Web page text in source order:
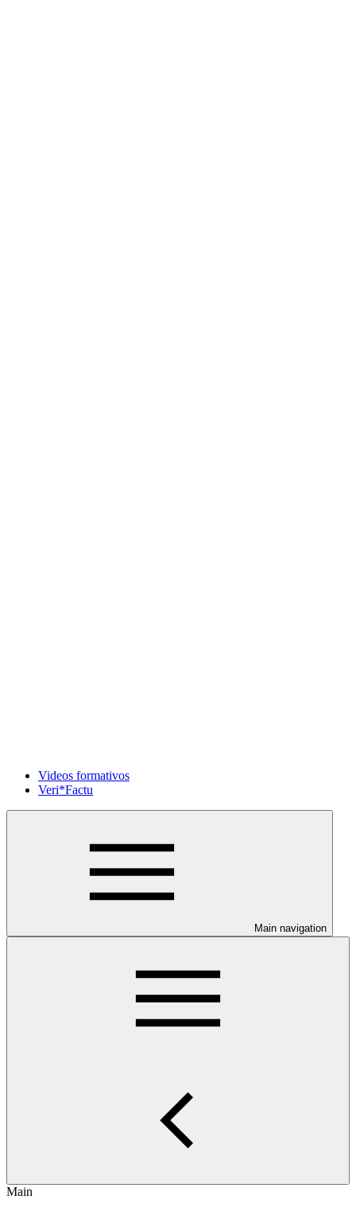
Videos formativos
Veri*Factu
Main navigation
Main